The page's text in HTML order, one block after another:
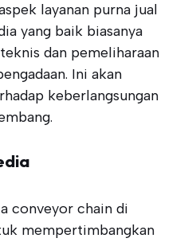
layanan purna jual
yang baik biasanya
dan pemeliharaan
Ini akan
keberlangsungan
conveyor chain di
mempertimbangkan